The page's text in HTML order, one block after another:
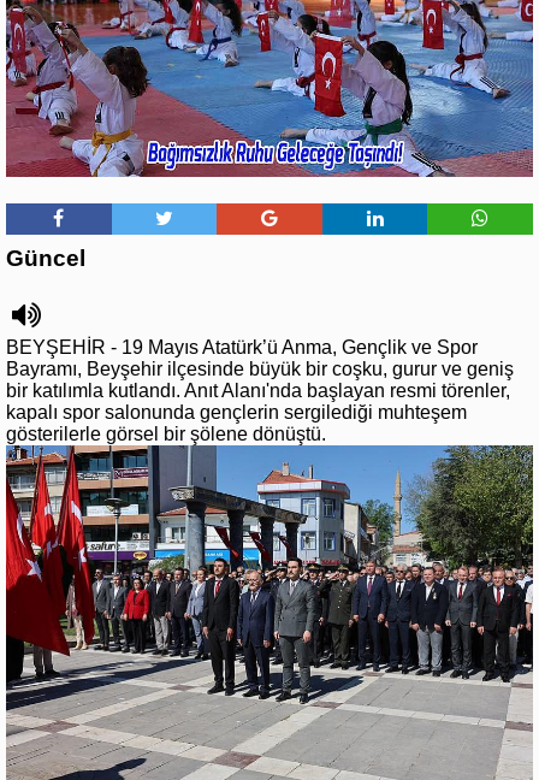
Güncel
BEYŞEHİR - 19 Mayıs Atatürk’ü Anma, Gençlik ve Spor
Bayramı, Beyşehir ilçesinde büyük bir coşku, gurur ve geniş
bir katılımla kutlandı. Anıt Alanı'nda başlayan resmi törenler,
kapalı spor salonunda gençlerin sergilediği muhteşem
gösterilerle görsel bir şölene dönüştü.